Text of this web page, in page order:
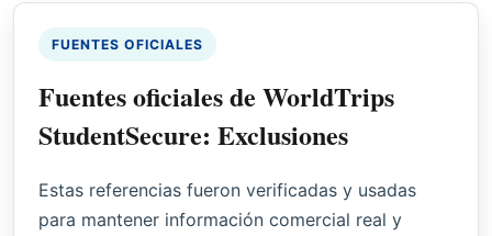
FUENTES OFICIALES
Fuentes oficiales de WorldTrips
StudentSecure: Exclusiones
Estas referencias fueron verificadas y usadas
para mantener información comercial real y